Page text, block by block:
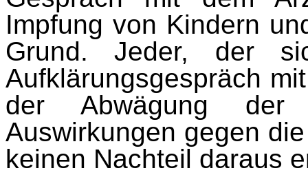
Impfung von Kindern
Grund. Jeder, der
Aufklärungsgespräch
der Abwägung der
Auswirkungen gegen
keinen Nachteil daraus